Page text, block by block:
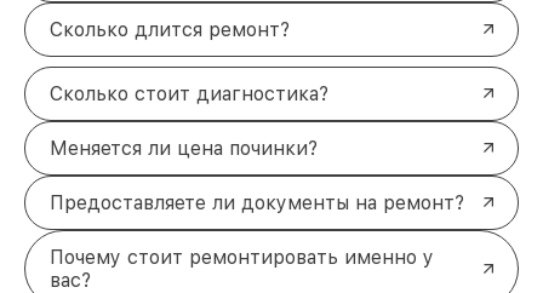
Сколько длится ремонт?
Сколько стоит диагностика?
Меняется ли цена починки?
Предоставляете ли документы на ремонт?
Почему стоит ремонтировать именно у
вас?